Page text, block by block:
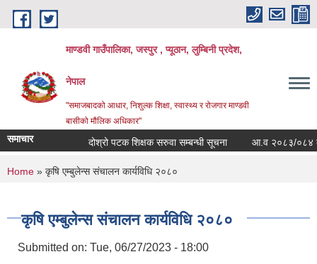
Skip to main content
माण्डवी गाउँपालिका, जस्पुर , प्यूठान, लुम्बिनी प्रदेश,
नेपाल
"समाजबादको आधार, निशुल्क शिक्षा, स्वास्थ्य र रोजगार माण्डवी
बासीको मौलिक अधिकार"
समाचार दोश्रो पटक शिक्षक सरुवा सम्बन्धी सूचना आ.व २०८३/०८४ को
You are here
Home » कृषि एम्बुलेन्स संचालन कार्यविधि २०८०
कृषि एम्बुलेन्स संचालन कार्यविधि २०८०
Submitted on: Tue, 06/27/2023 - 18:00